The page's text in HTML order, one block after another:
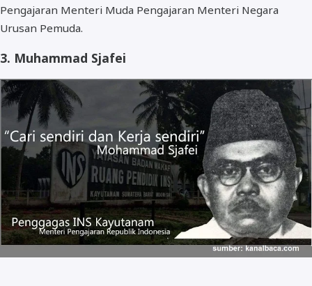
Pengajaran Menteri Muda Pengajaran Menteri Negara
Urusan Pemuda.
3. Muhammad Sjafei